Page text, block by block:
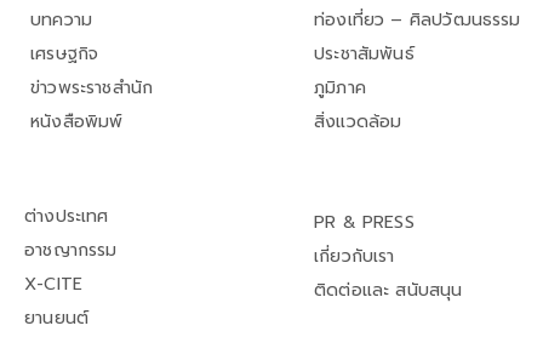
บทความ
เศรษฐกิจ
ข่าวพระราชสำนัก
หนังสือพิมพ์
ท่องเที่ยว – ศิลปวัฒนธรรม
ประชาสัมพันธ์
ภูมิภาค
สิ่งแวดล้อม
ต่างประเทศ
อาชญากรรม
X-CITE
ยานยนต์
PR & PRESS
เกี่ยวกับเรา
ติดต่อและ สนับสนุน